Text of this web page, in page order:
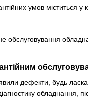
умов міститься у
обслуговування
дефекти, будь
обладнання,